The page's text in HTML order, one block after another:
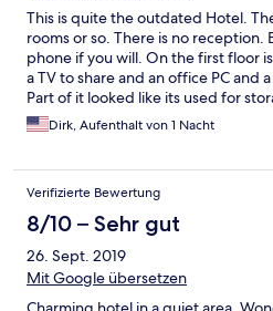
This is quite the outdated Hotel.
rooms or so. There is no reception.
phone if you will. On the first floor
a TV to share and an office PC and
Part of it looked like its used for
to the upper floors and rooms is
suitcase be aware. The double
there was a 2nd room with a
cramped. There was no TV, but
Bathroom was outdated, tiny and
tiles, the dim lighting and a shower
interesting shower experience.
What annoyed me was the server
Dirk, Aufenthalt von 1 Nacht
Verifizierte Bewertung
8/10 – Sehr gut
26. Sept. 2019
Mit Google übersetzen